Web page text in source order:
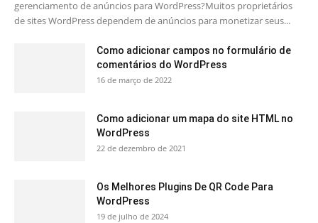
gerenciamento de anúncios para WordPress?Muitos proprietários
de sites WordPress dependem de anúncios para monetizar seus...
Como adicionar campos no formulário de
comentários do WordPress
16 de março de 2022
Como adicionar um mapa do site HTML no
WordPress
22 de dezembro de 2021
Os Melhores Plugins De QR Code Para
WordPress
19 de julho de 2024